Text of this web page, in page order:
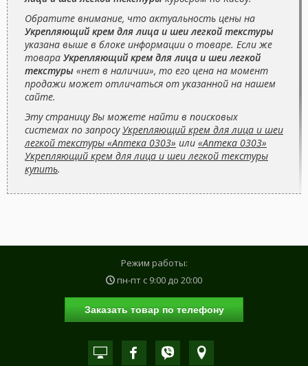
Обратите внимание, что актуальность цены на
Укрепляющий крем для лица и шеи легкой текстуры
указана выше в блоке информации о товаре. Если же
товара Укрепляющий крем для лица и шеи легкой
текстуры «нет в наличии», то его цена на момент
продажи может отличаться от указанной на нашем
сайте.
Эту страницу Вы можете найти в поисковых
системах по запросуУкрепляющий крем для лица и шеи
легкой текстуры «Аптека 0303» или «Аптека 0303»
Укрепляющий крем для лица и шеи легкой текстуры
купить.
Режим работы:
пн-пт с 9:00 до 20:00
Заказать товар по телефону